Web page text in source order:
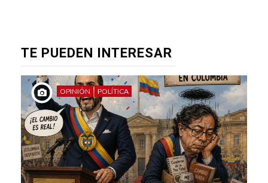
TE PUEDEN INTERESAR
OPINIÓN POLÍTICA